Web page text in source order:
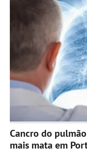
Cancro do
mais mata em